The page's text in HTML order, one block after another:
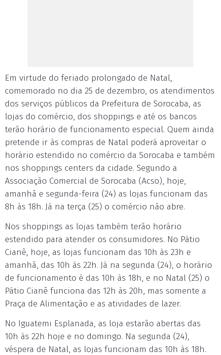
Em virtude do feriado prolongado de Natal,
comemorado no dia 25 de dezembro, os atendimentos
dos serviços públicos da Prefeitura de Sorocaba, as
lojas do comércio, dos shoppings e até os bancos
terão horário de funcionamento especial. Quem ainda
pretende ir às compras de Natal poderá aproveitar o
horário estendido no comércio da Sorocaba e também
nos shoppings centers da cidade. Segundo a
Associação Comercial de Sorocaba (Acso), hoje,
amanhã e segunda-feira (24) as lojas funcionam das
8h às 18h. Já na terça (25) o comércio não abre.
Nos shoppings as lojas também terão horário
estendido para atender os consumidores. No Pátio
Cianê, hoje, as lojas funcionam das 10h às 23h e
amanhã, das 10h às 22h. Já na segunda (24), o horário
de funcionamento é das 10h às 18h, e no Natal (25) o
Pátio Cianê funciona das 12h às 20h, mas somente a
Praça de Alimentação e as atividades de lazer.
No Iguatemi Esplanada, as loja estarão abertas das
10h às 22h hoje e no domingo. Na segunda (24),
véspera de Natal, as lojas funcionam das 10h às 18h.